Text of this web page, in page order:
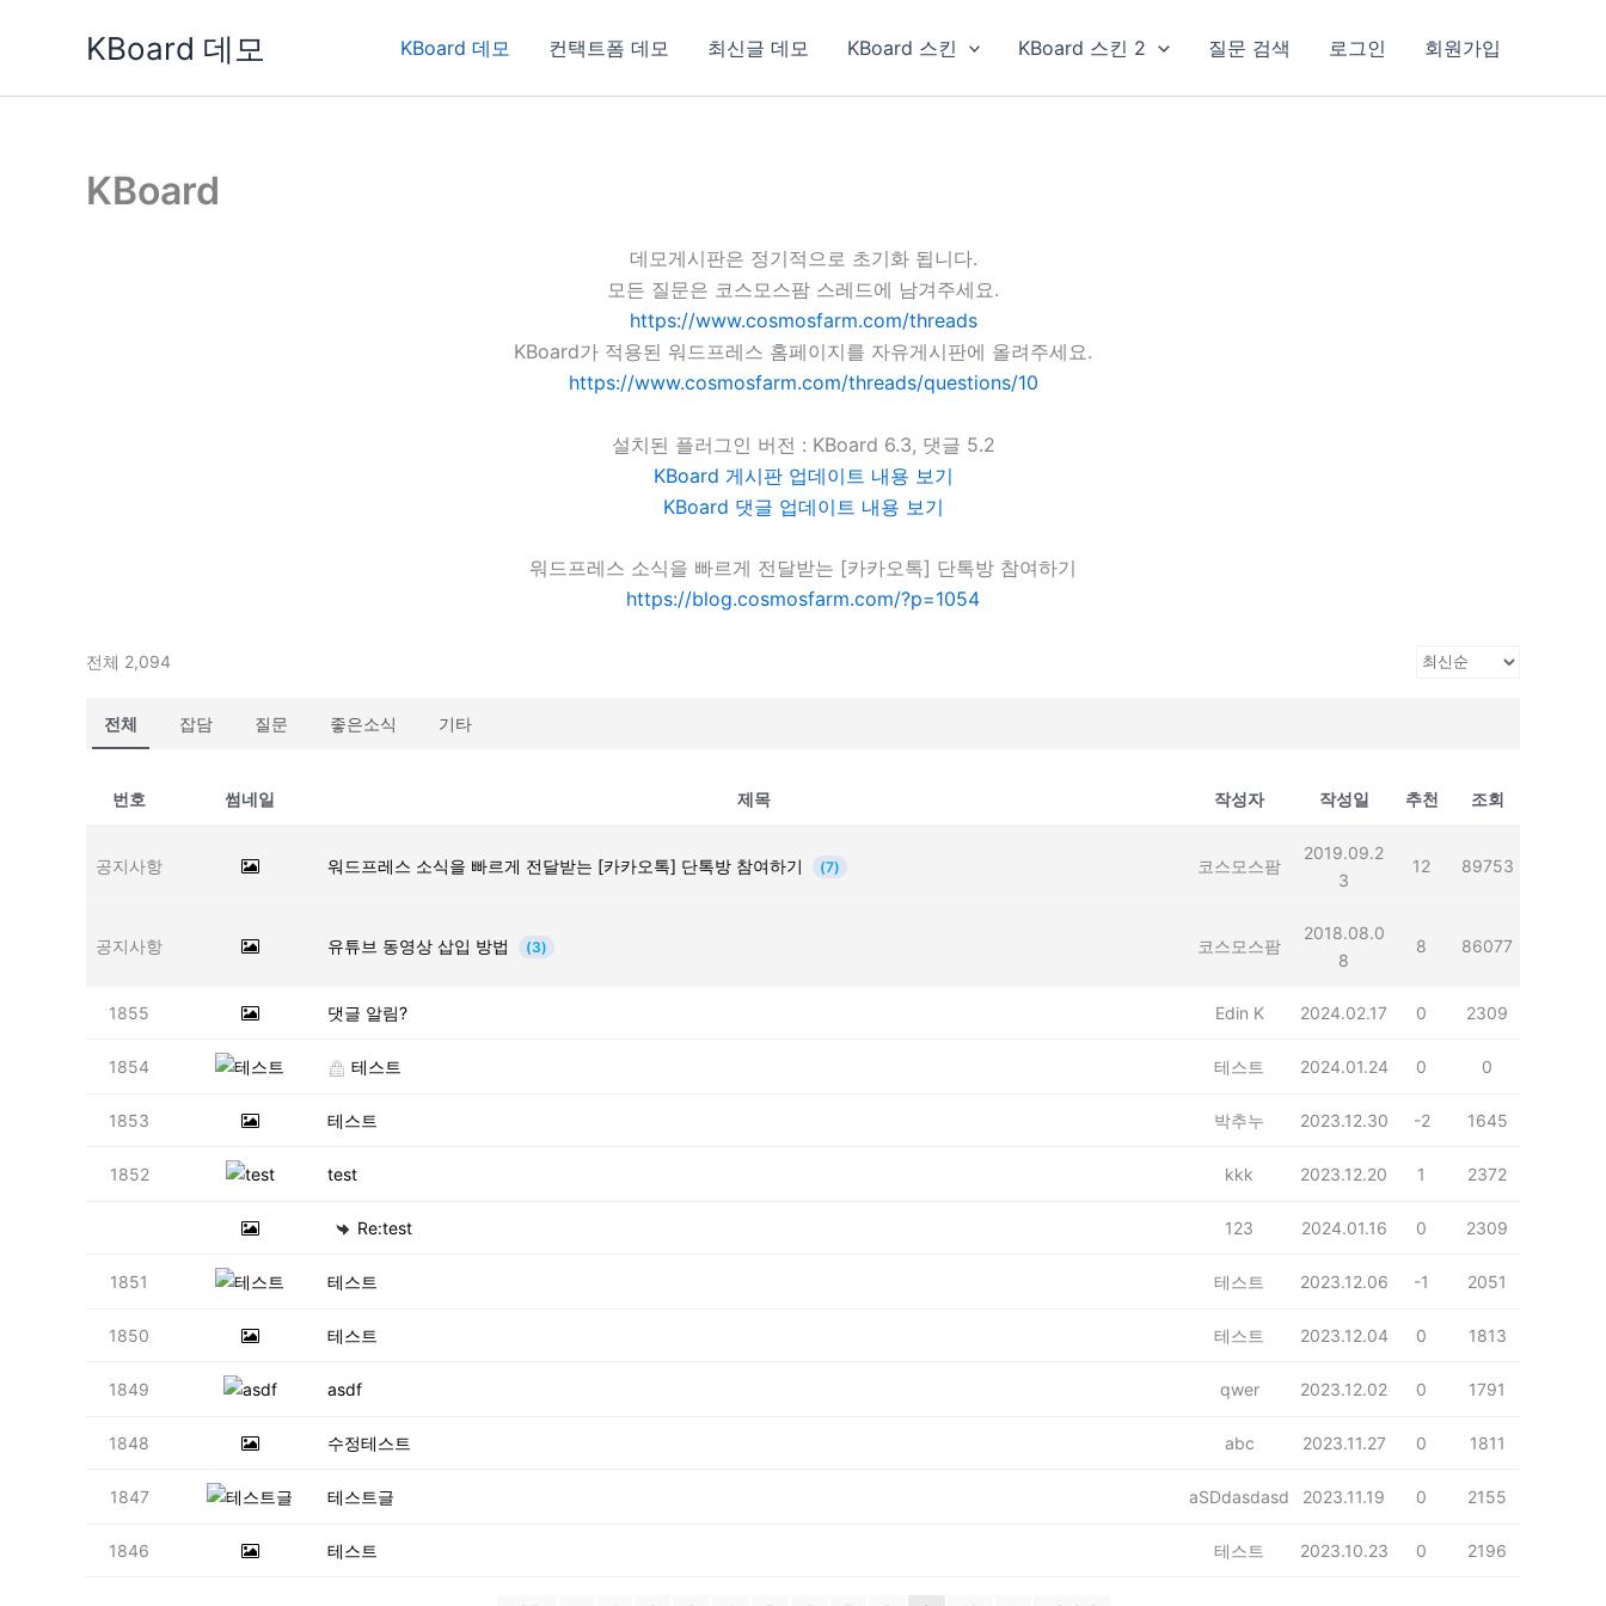
KBoard 데모 KBoard 데모 컨택트폼 데모 최신글 데모 KBoard 스킨 KBoard 스킨 2 질문 검색 로그인 회원가입
KBoard
데모게시판은 정기적으로 초기화 됩니다.
모든 질문은 코스모스팜 스레드에 남겨주세요.
https://www.cosmosfarm.com/threads
KBoard가 적용된 워드프레스 홈페이지를 자유게시판에 올려주세요.
https://www.cosmosfarm.com/threads/questions/10
설치된 플러그인 버전 : KBoard 6.3, 댓글 5.2
KBoard 게시판 업데이트 내용 보기
KBoard 댓글 업데이트 내용 보기
워드프레스 소식을 빠르게 전달받는 [카카오톡] 단톡방 참여하기
https://blog.cosmosfarm.com/?p=1054
전체 2,094
전체 잡담 질문 좋은소식 기타
번호 썸네일 제목 작성자 작성일 추천 조회
공지사항 워드프레스 소식을 빠르게 전달받는 [카카오톡] 단톡방 참여하기 (7) 코스모스팜
2019.09.2
3
12 89753
공지사항 유튜브 동영상 삽입 방법 (3) 코스모스팜
2018.08.0
8
8 86077
1855 댓글 알림? Edin K 2024.02.17 0 2309
1854 테스트 테스트 2024.01.24 0 0
1853 테스트 박추누 2023.12.30 -2 1645
1852 test kkk 2023.12.20 1 2372
Re:test 123 2024.01.16 0 2309
1851 테스트 테스트 2023.12.06 -1 2051
1850 테스트 테스트 2023.12.04 0 1813
1849 asdf qwer 2023.12.02 0 1791
1848 수정테스트 abc 2023.11.27 0 1811
1847 테스트글 aSDdasdasd 2023.11.19 0 2155
1846 테스트 테스트 2023.10.23 0 2196